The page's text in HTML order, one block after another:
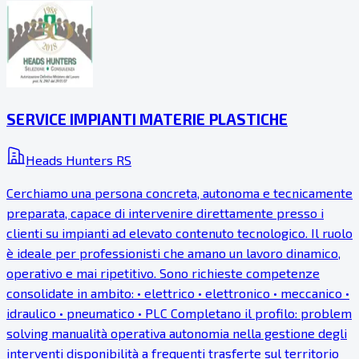
SERVICE IMPIANTI MATERIE PLASTICHE
Heads Hunters RS
Cerchiamo una persona concreta, autonoma e tecnicamente
preparata, capace di intervenire direttamente presso i
clienti su impianti ad elevato contenuto tecnologico. Il ruolo
è ideale per professionisti che amano un lavoro dinamico,
operativo e mai ripetitivo. Sono richieste competenze
consolidate in ambito: •⁠ ⁠elettrico •⁠ ⁠elettronico •⁠ ⁠meccanico •⁠
⁠idraulico •⁠ ⁠pneumatico •⁠ ⁠PLC Completano il profilo: problem
solving manualità operativa autonomia nella gestione degli
interventi disponibilità a frequenti trasferte sul territorio